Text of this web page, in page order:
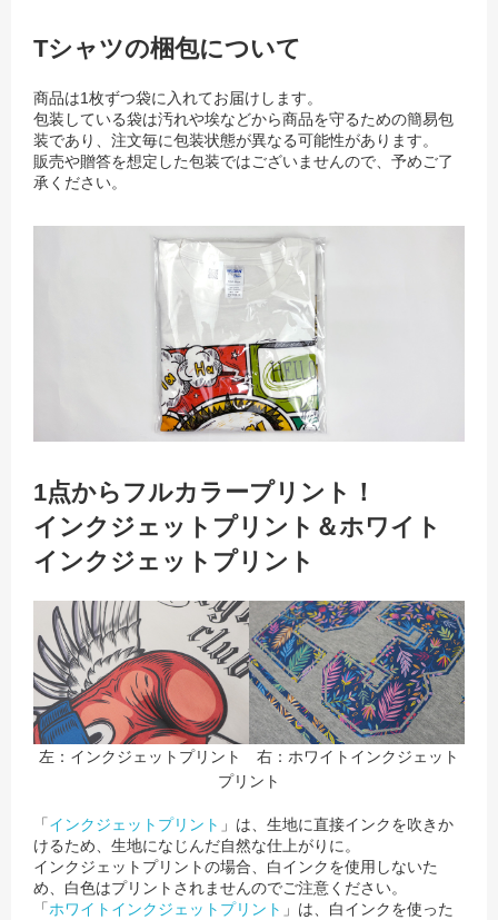
Tシャツの梱包について
商品は1枚ずつ袋に入れてお届けします。
包装している袋は汚れや埃などから商品を守るための簡易包
装であり、注文毎に包装状態が異なる可能性があります。
販売や贈答を想定した包装ではございませんので、予めご了
承ください。
1点からフルカラープリント！
インクジェットプリント＆ホワイト
インクジェットプリント
左：インクジェットプリント 右：ホワイトインクジェット
プリント
「インクジェットプリント 」は、生地に直接インクを吹きか
けるため、生地になじんだ自然な仕上がりに。
インクジェットプリントの場合、白インクを使用しないた
め、白色はプリントされませんのでご注意ください。
「ホワイトインクジェットプリント 」は、白インクを使った